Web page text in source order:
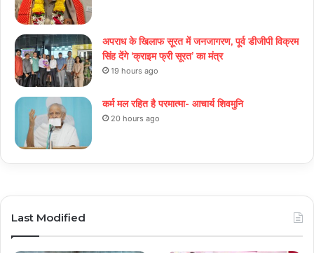
अपराध के खिलाफ सूरत में जनजागरण, पूर्व डीजीपी विक्रम
सिंह देंगे ‘क्राइम फ्री सूरत’ का मंत्र
19 hours ago
कर्म मल रहित है परमात्मा- आचार्य शिवमुनि
20 hours ago
Last Modified